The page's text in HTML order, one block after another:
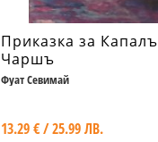
Приказка за Капалъ
Чаршъ
Фуат Севимай
13.29 € / 25.99 ЛВ.